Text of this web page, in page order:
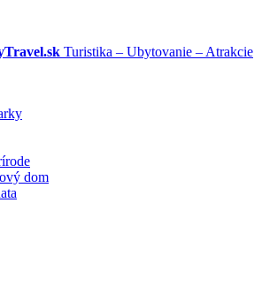
Turistika – Ubytovanie – Atrakcie
dom